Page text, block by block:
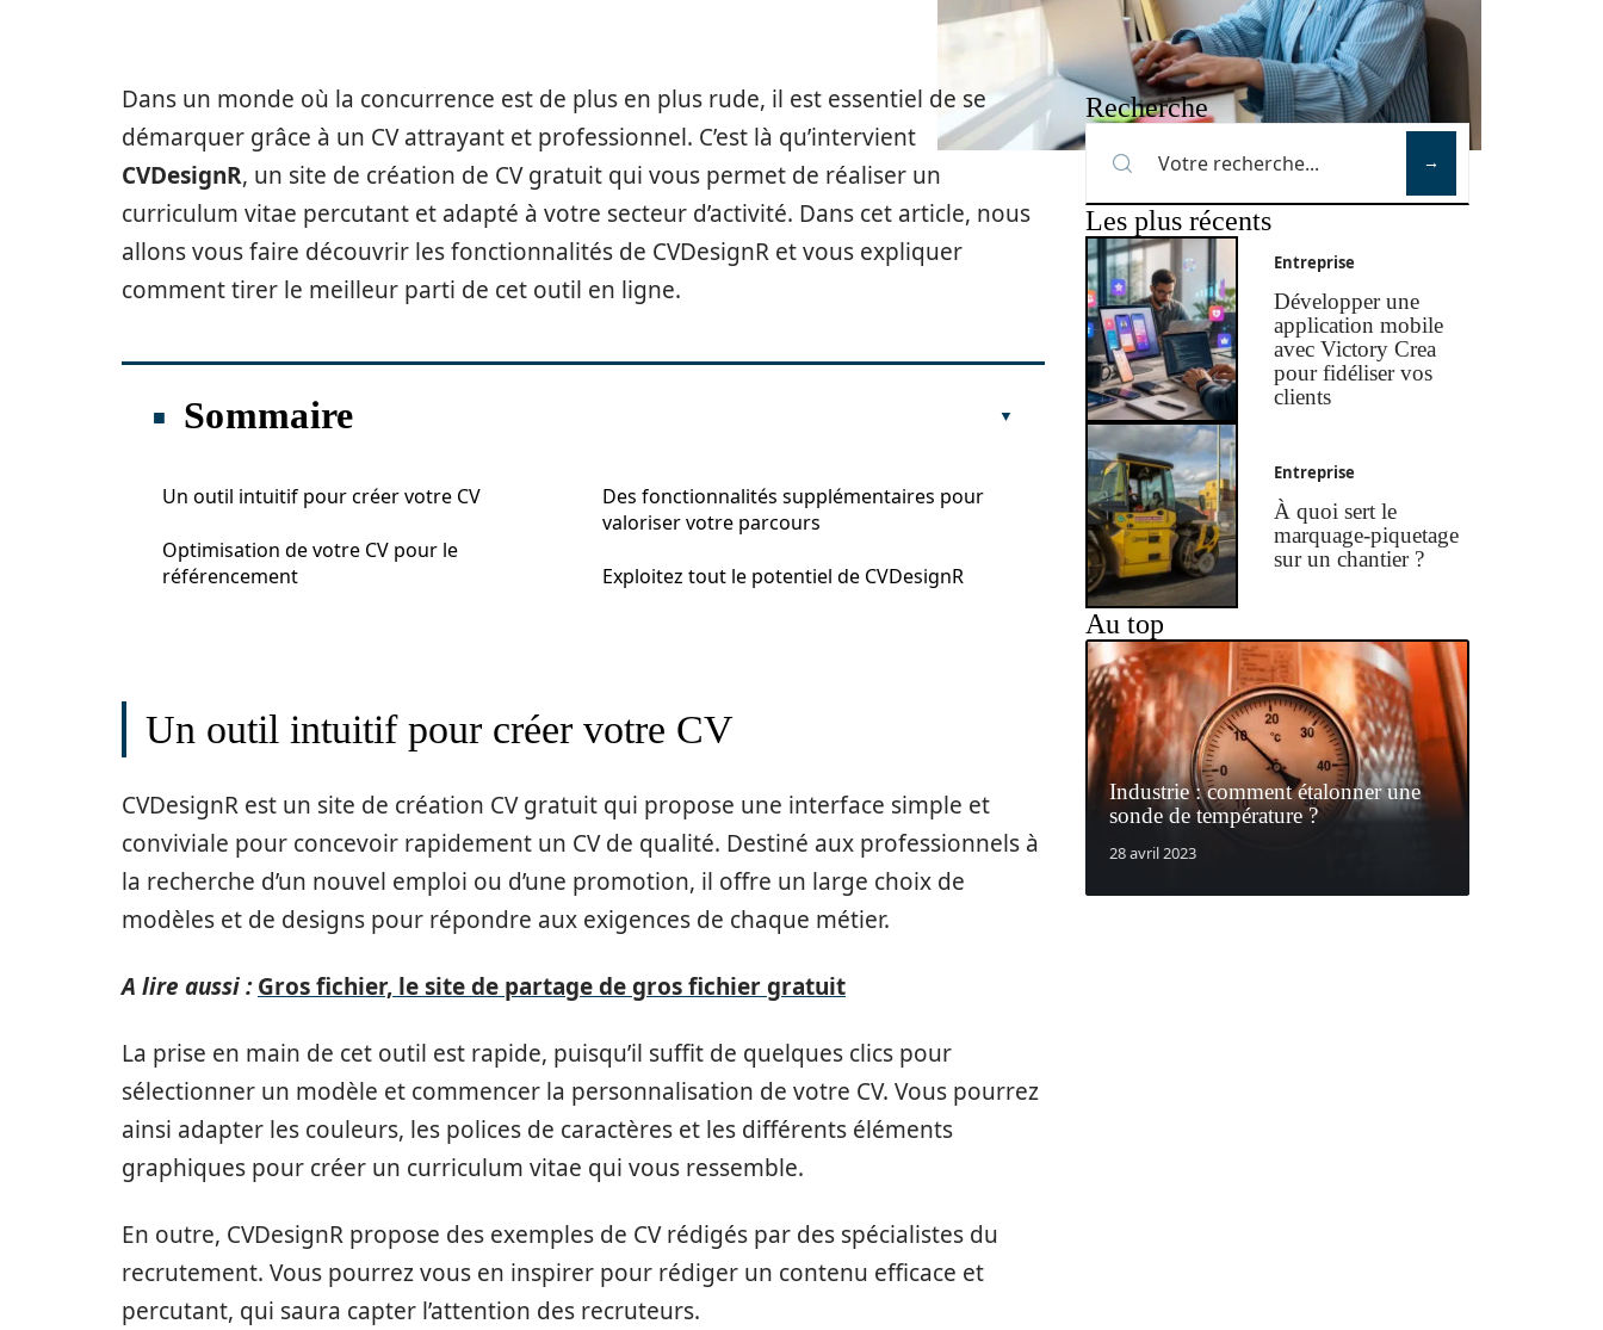
Dans un monde où la concurrence est de plus en plus rude, il est essentiel de se
démarquer grâce à un CV attrayant et professionnel. C’est là qu’intervient
CVDesignR, un site de création de CV gratuit qui vous permet de réaliser un
curriculum vitae percutant et adapté à votre secteur d’activité. Dans cet article, nous
allons vous faire découvrir les fonctionnalités de CVDesignR et vous expliquer
comment tirer le meilleur parti de cet outil en ligne.
Sommaire
Un outil intuitif pour créer votre CV
Optimisation de votre CV pour le
référencement
Des fonctionnalités supplémentaires pour
valoriser votre parcours
Exploitez tout le potentiel de CVDesignR
Un outil intuitif pour créer votre CV
CVDesignR est un site de création CV gratuit qui propose une interface simple et
conviviale pour concevoir rapidement un CV de qualité. Destiné aux professionnels à
la recherche d’un nouvel emploi ou d’une promotion, il offre un large choix de
modèles et de designs pour répondre aux exigences de chaque métier.
A lire aussi : Gros fichier, le site de partage de gros fichier gratuit
La prise en main de cet outil est rapide, puisqu’il suffit de quelques clics pour
sélectionner un modèle et commencer la personnalisation de votre CV. Vous pourrez
ainsi adapter les couleurs, les polices de caractères et les différents éléments
graphiques pour créer un curriculum vitae qui vous ressemble.
En outre, CVDesignR propose des exemples de CV rédigés par des spécialistes du
recrutement. Vous pourrez vous en inspirer pour rédiger un contenu efficace et
percutant, qui saura capter l’attention des recruteurs.
Recherche
Les plus récents
Entreprise
Développer une
application mobile
avec Victory Crea
pour fidéliser vos
clients
Entreprise
À quoi sert le
marquage-piquetage
sur un chantier ?
Au top
Industrie : comment étalonner une
sonde de température ?
28 avril 2023